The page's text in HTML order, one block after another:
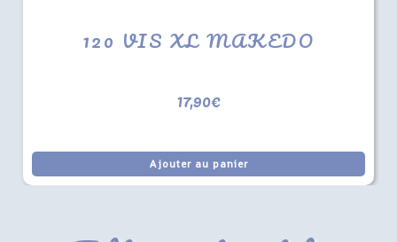
120 VIS XL MAKEDO
17,90€
Ajouter au panier